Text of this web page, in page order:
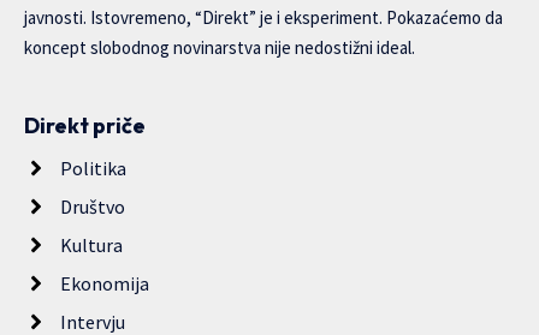
javnosti. Istovremeno, “Direkt” je i eksperiment. Pokazaćemo da
koncept slobodnog novinarstva nije nedostižni ideal.
Direkt priče
Politika
Društvo
Kultura
Ekonomija
Intervju